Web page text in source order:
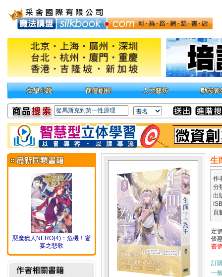
惡魔獵人NERO(4)：危機！饗
宴之悲歌
生
作
分
出
頁
定
優
書
訂
一